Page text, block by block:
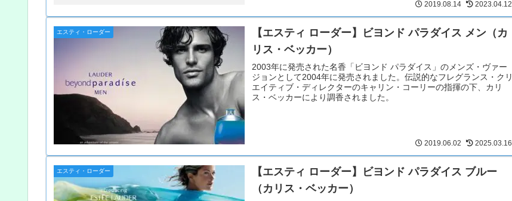
2019.08.14 2023.04.12
エスティ・ローダー
【エスティ ローダー】ビヨンド パラダイス メン（カ
リス・ベッカー）
2003年に発売された名香「ビヨンド パラダイス」のメンズ・ヴァー
ジョンとして2004年に発売されました。伝説的なフレグランス・クリ
エイティブ・ディレクターのキャリン・コーリーの指揮の下、カリ
ス・ベッカーにより調香されました。
2019.06.02 2025.03.16
エスティ・ローダー
【エスティ ローダー】ビヨンド パラダイス ブルー
（カリス・ベッカー）